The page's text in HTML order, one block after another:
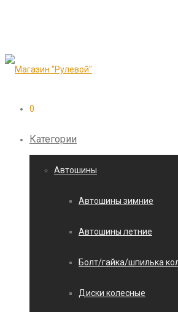
0
Категории
Автошины
Автошины зимние
Автошины летние
Болт/гайка/шпилька
Диски колесные